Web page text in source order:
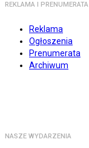
REKLAMA I PRENUMERATA
Reklama
Ogłoszenia
Prenumerata
Archiwum
NASZE WYDARZENIA